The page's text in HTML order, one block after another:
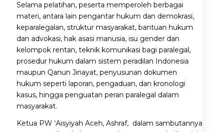
Selama pelatihan, peserta memperoleh berbagai
materi, antara lain pengantar hukum dan demokrasi,
keparalegalan, struktur masyarakat, bantuan hukum
dan advokasi, hak asasi manusia, isu gender dan
kelompok rentan, teknik komunikasi bagi paralegal,
prosedur hukum dalam sistem peradilan Indonesia
maupun Qanun Jinayat, penyusunan dokumen
hukum seperti laporan, pengaduan, dan kronologi
kasus, hingga penguatan peran paralegal dalam
masyarakat.
Ketua PW ‘Aisyiyah Aceh, Ashraf, dalam sambutannya